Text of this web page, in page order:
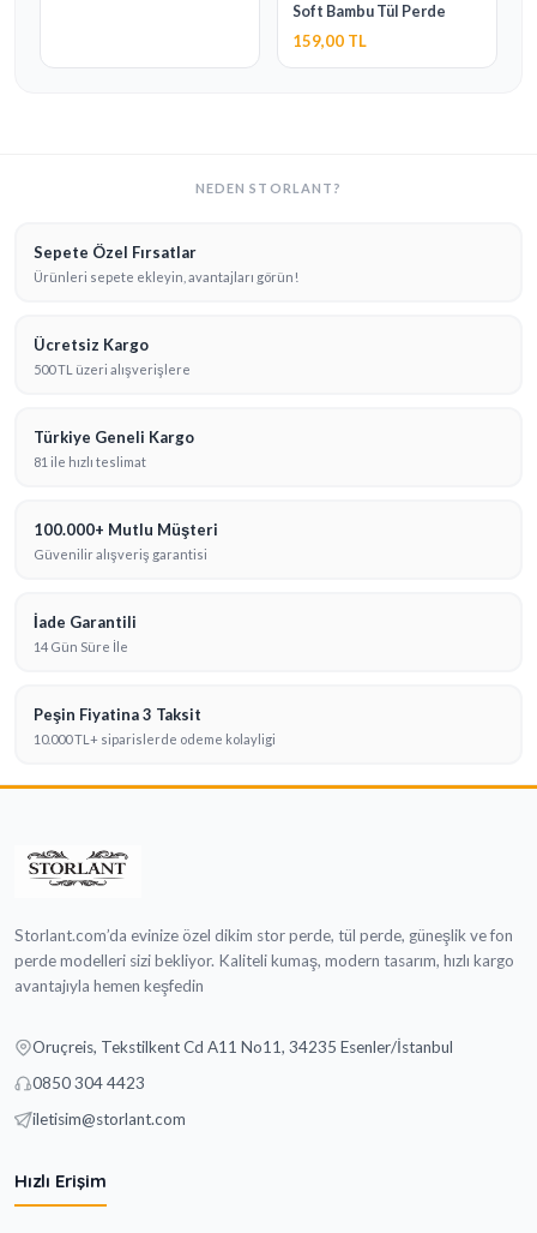
Soft Bambu Tül Perde
159,00 TL
NEDEN STORLANT?
Sepete Özel Fırsatlar
Ürünleri sepete ekleyin, avantajları görün!
Ücretsiz Kargo
500 TL üzeri alışverişlere
Türkiye Geneli Kargo
81 ile hızlı teslimat
100.000+ Mutlu Müşteri
Güvenilir alışveriş garantisi
İade Garantili
14 Gün Süre İle
Peşin Fiyatina 3 Taksit
10.000 TL+ siparislerde odeme kolayligi
Storlant.com’da evinize özel dikim stor perde, tül perde, güneşlik ve fon
perde modelleri sizi bekliyor. Kaliteli kumaş, modern tasarım, hızlı kargo
avantajıyla hemen keşfedin
Oruçreis, Tekstilkent Cd A11 No11, 34235 Esenler/İstanbul
0850 304 4423
iletisim@storlant.com
Hızlı Erişim